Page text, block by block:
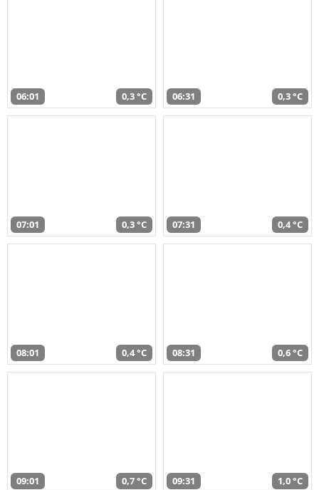
06:01 0,3 °C 06:31 0,3 °C
07:01 0,3 °C 07:31 0,4 °C
08:01 0,4 °C 08:31 0,6 °C
09:01 0,7 °C 09:31 1,0 °C